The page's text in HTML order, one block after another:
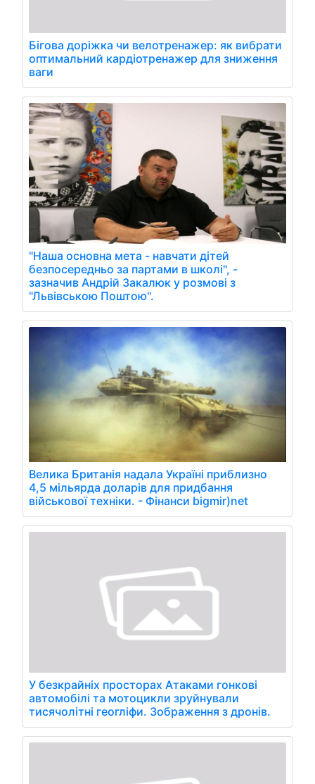
Бігова доріжка чи велотренажер: як вибрати
оптимальний кардіотренажер для зниження
ваги
"Наша основна мета - навчати дітей
безпосередньо за партами в школі", -
зазначив Андрій Закалюк у розмові з
"Львівською Поштою".
Велика Британія надала Україні приблизно
4,5 мільярда доларів для придбання
військової техніки. - Фінанси bigmir)net
У безкрайніх просторах Атаками гонкові
автомобілі та мотоцикли зруйнували
тисячолітні геогліфи. Зображення з дронів.